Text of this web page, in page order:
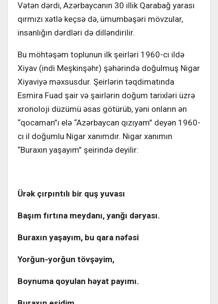
Vətən dərdi, Azərbaycanın 30 illik Qarabağ yarası
qırmızı xətlə keçsə də, ümumbəşəri mövzular,
insanlığın dərdləri də dilləndirilir.
Bu möhtəşəm toplunun ilk şeirləri 1960-cı ildə
Xiyav (indi Meşkinşəhr) şəhərində doğulmuş Nigar
Xiyaviyə məxsusdur. Şeirlərin təqdimatında
Esmira Fuad şair və şairlərin doğum tarixləri üzrə
xronoloji düzümü əsas götürüb, yəni onların ən
“qocaman”ı elə “Azərbaycan qızıyam” deyən 1960-
cı il doğumlu Nigar xanımdır. Nigar xanımın
“Buraxın yaşayım” şeirində deyilir:
Ürək çırpıntılı bir quş yuvası
Başım fırtına meydanı, yanğı dəryası.
Buraxın yaşayım, bu qara nəfəsi
Yorğun-yorğun tövşəyim,
Boynuma qoyulan həyat payımı.